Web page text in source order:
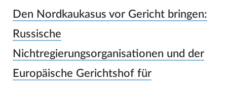
Den Nordkaukasus vor Gericht bringen:
Russische
Nichtregierungsorganisationen und der
Europäische Gerichtshof für